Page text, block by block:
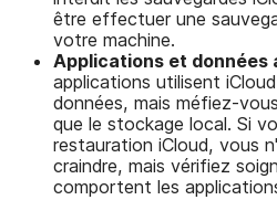
être effectuer une
votre machine.
Applications et données
applications utilisent
données, mais méfiez-
que le stockage local. Si
restauration iCloud, vous
craindre, mais vérifiez
comportent les